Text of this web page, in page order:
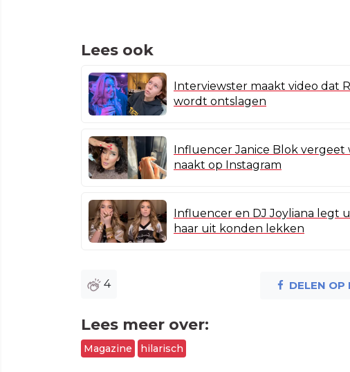
Lees ook
Interviewster maakt video dat
wordt ontslagen
Influencer Janice Blok
naakt op Instagram
Influencer en DJ Joyliana legt
haar uit konden lekken
4 DELEN OP
Lees meer over:
Magazine hilarisch